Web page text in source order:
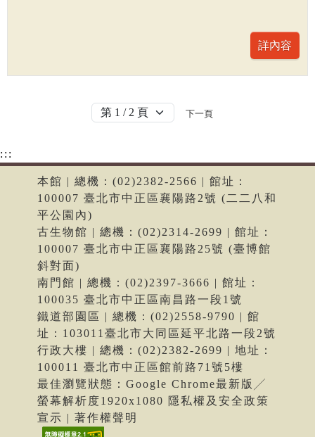
下一頁
:::
本館 | 總機：(02)2382-2566 | 館址：
100007 臺北市中正區襄陽路2號 (二二八和
平公園內)
古生物館 | 總機：(02)2314-2699 | 館址：
100007 臺北市中正區襄陽路25號 (臺博館
斜對面)
南門館 | 總機：(02)2397-3666 | 館址：
100035 臺北市中正區南昌路一段1號
鐵道部園區 | 總機：(02)2558-9790 | 館
址：103011臺北市大同區延平北路一段2號
行政大樓 | 總機：(02)2382-2699 | 地址：
100011 臺北市中正區館前路71號5樓
最佳瀏覽狀態：Google Chrome最新版╱
螢幕解析度1920x1080 隱私權及安全政策
宣示 | 著作權聲明